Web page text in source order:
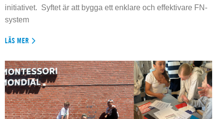
initiativet. Syftet är att bygga ett enklare och effektivare FN-
system
LÄS MER